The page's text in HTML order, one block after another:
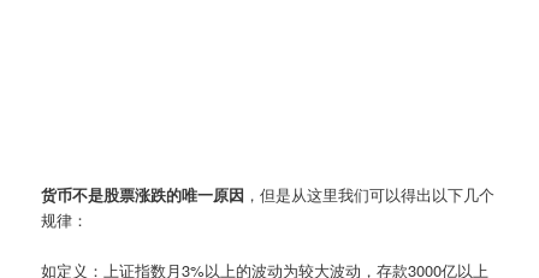
货币不是股票涨跌的唯一原因 ，但是从这里我们可以得出以下几个
规律：
如定义：上证指数月3%以上的波动为较大波动，存款3000亿以上